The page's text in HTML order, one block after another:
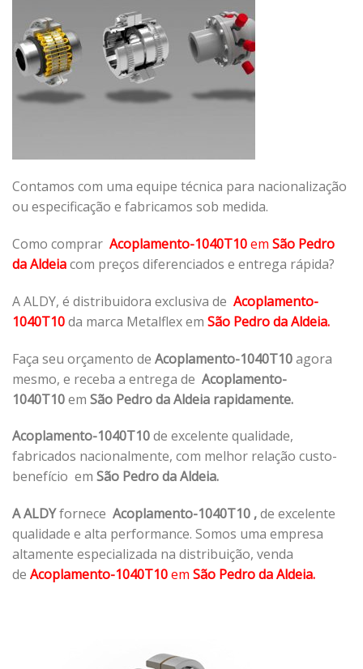
Contamos com uma equipe técnica para nacionalização
ou especificação e fabricamos sob medida.
Como comprar Acoplamento-1040T10em São Pedro
da Aldeiacom preços diferenciados e entrega rápida?
A ALDY, é distribuidora exclusiva de Acoplamento-
1040T10da marca Metalflex em São Pedro da Aldeia.
Faça seu orçamento de Acoplamento-1040T10agora
mesmo, e receba a entrega de Acoplamento-
1040T10em São Pedro da Aldeia rapidamente.
Acoplamento-1040T10de excelente qualidade,
fabricados nacionalmente, com melhor relação custo-
benefício em São Pedro da Aldeia.
A ALDYfornece Acoplamento-1040T10 ,de excelente
qualidade e alta performance. Somos uma empresa
altamente especializada na distribuição, venda
de Acoplamento-1040T10em São Pedro da Aldeia.